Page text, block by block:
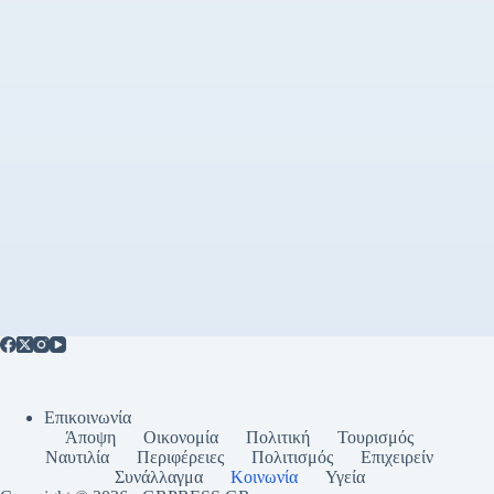
Επικοινωνία
Άποψη
Οικονομία Πολιτική
Τουρισμός
Ναυτιλία
Περιφέρειες Πολιτισμός
Επιχειρείν
Συνάλλαγμα
Κοινωνία
Υγεία